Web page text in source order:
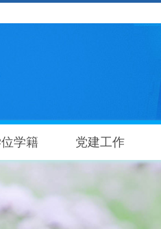
学籍 党建工作